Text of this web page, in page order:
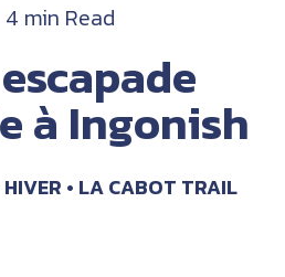
4 min Read
à Ingonish
HIVER LA CABOT TRAIL